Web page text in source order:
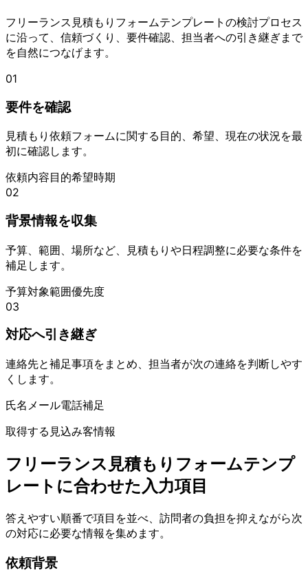
フリーランス見積もりフォームテンプレートの検討プロセス
に沿って、信頼づくり、要件確認、担当者への引き継ぎまで
を自然につなげます。
01
要件を確認
見積もり依頼フォームに関する目的、希望、現在の状況を最
初に確認します。
依頼内容目的希望時期
02
背景情報を収集
予算、範囲、場所など、見積もりや日程調整に必要な条件を
補足します。
予算対象範囲優先度
03
対応へ引き継ぎ
連絡先と補足事項をまとめ、担当者が次の連絡を判断しやす
くします。
氏名 メール電話補足
取得する見込み客情報
フリーランス見積もりフォームテンプ
レートに合わせた入力項目
答えやすい順番で項目を並べ、訪問者の負担を抑えながら次
の対応に必要な情報を集めます。
依頼背景